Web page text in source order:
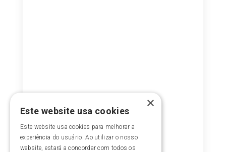
×
Este website usa cookies
Este website usa cookies para melhorar a
experiência do usuário. Ao utilizar o nosso
website, estará a concordar com todos os